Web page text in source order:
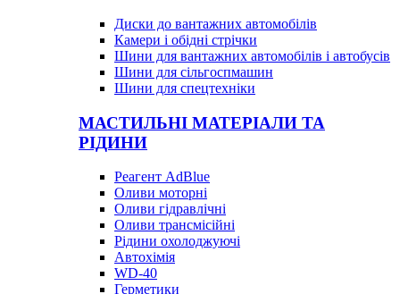
Диски до вантажних автомобілів
Камери і обідні стрічки
Шини для вантажних автомобілів і автобусів
Шини для сільгоспмашин
Шини для спецтехніки
МАСТИЛЬНІ МАТЕРІАЛИ ТА
РІДИНИ
Реагент AdBlue
Оливи моторні
Оливи гідравлічні
Оливи трансмісійні
Рідини охолоджуючі
Автохімія
WD-40
Герметики